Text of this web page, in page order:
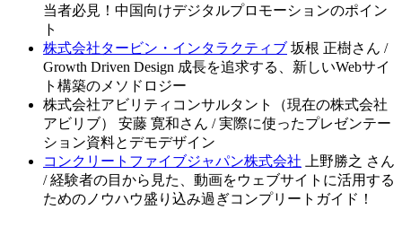
当者必見！中国向けデジタルプロモーションのポイン
ト
株式会社タービン・インタラクティブ 坂根 正樹さん /
Growth Driven Design 成長を追求する、新しいWebサイ
ト構築のメソドロジー
株式会社アビリティコンサルタント（現在の株式会社
アビリブ） 安藤 寛和さん / 実際に使ったプレゼンテー
ション資料とデモデザイン
コンクリートファイブジャパン株式会社 上野勝之 さん
/ 経験者の目から見た、動画をウェブサイトに活用する
ためのノウハウ盛り込み過ぎコンプリートガイド！